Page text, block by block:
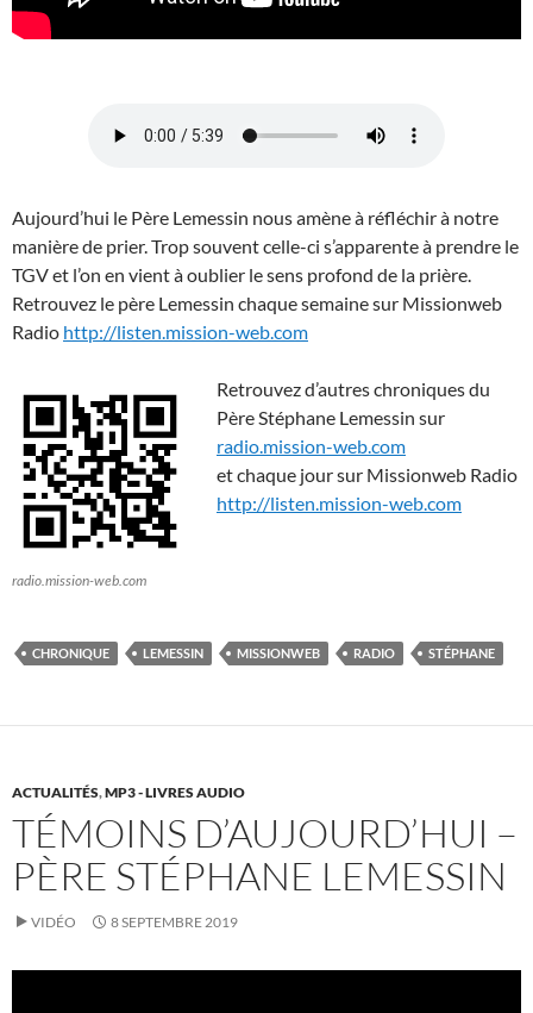
Aujourd’hui le Père Lemessin nous amène à réfléchir à notre
manière de prier. Trop souvent celle-ci s’apparente à prendre le
TGV et l’on en vient à oublier le sens profond de la prière.
Retrouvez le père Lemessin chaque semaine sur Missionweb
Radio http://listen.mission-web.com
radio.mission-web.com
Retrouvez d’autres chroniques du
Père Stéphane Lemessin sur
radio.mission-web.com
et chaque jour sur Missionweb Radio
http://listen.mission-web.com
CHRONIQUE LEMESSIN MISSIONWEB RADIO STÉPHANE
ACTUALITÉS,MP3 - LIVRES AUDIO
TÉMOINS D’AUJOURD’HUI –
PÈRE STÉPHANE LEMESSIN
VIDÉO 8 SEPTEMBRE 2019